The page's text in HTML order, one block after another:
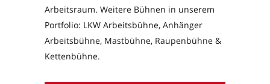
Arbeitsraum. Weitere Bühnen in unserem
Portfolio: LKW Arbeitsbühne, Anhänger
Arbeitsbühne, Mastbühne, Raupenbühne &
Kettenbühne.